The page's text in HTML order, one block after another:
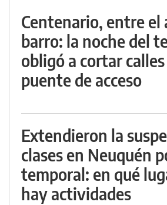
Centenario, entre el
barro: la noche del
obligó a cortar
puente de acceso
Extendieron la
clases en Neuquén
temporal: en qué
hay actividades